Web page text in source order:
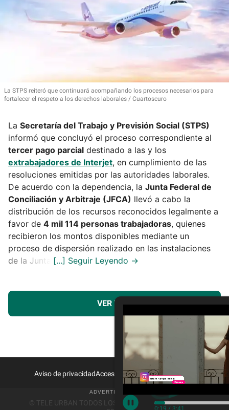
0:20 / 3:41
La STPS reiteró que continuará acompañando los procesos necesarios para
fortalecer el respeto a los derechos laborales
Cuartoscuro
La Secretaría del Trabajo y Previsión Social (STPS)
informó que concluyó el proceso correspondiente al
tercer pago parcial destinado a las y los
extrabajadores de Interjet, en cumplimiento de las
resoluciones emitidas por las autoridades laborales.
De acuerdo con la dependencia, la Junta Federal de
Conciliación y Arbitraje (JFCA) llevó a cabo la
distribución de los recursos reconocidos legalmente a
favor de 4 mil 114 personas trabajadoras, quienes
recibieron los montos disponibles mediante un
proceso de dispersión realizado en las instalaciones
de la Junta.
VER MÁS
Aviso de privacidadAcceso a ProveedoresContacto
© TELE URBAN TODOS LOS DERECHOS RESERVADOS